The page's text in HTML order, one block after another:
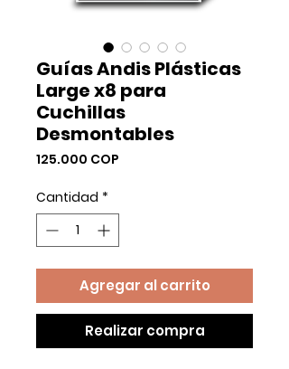
Guías Andis Plásticas
Large x8 para
Cuchillas
Desmontables
125.000 COP
Cantidad *
Agregar al carrito
Realizar compra